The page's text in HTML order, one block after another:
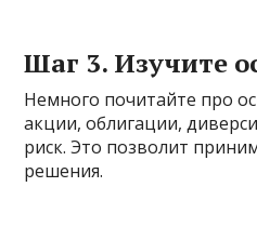
Шаг 3. Изучите
Немного почитайте про
акции, облигации,
риск. Это позволит
решения.